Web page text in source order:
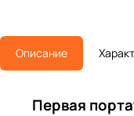
Описание
Первая